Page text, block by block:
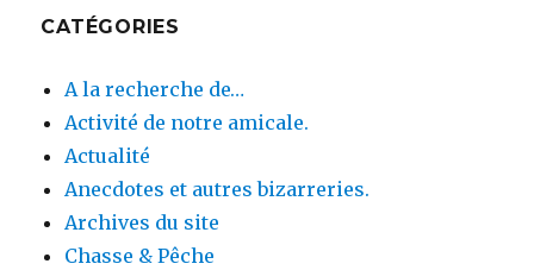
CATÉGORIES
A la recherche de…
Activité de notre amicale.
Actualité
Anecdotes et autres bizarreries.
Archives du site
Chasse & Pêche